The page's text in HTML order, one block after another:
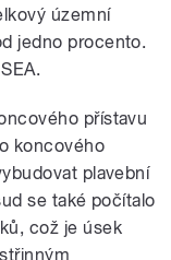
územní
jedno procento.
přístavu
koncového
plavební
se také počítalo
což je úsek